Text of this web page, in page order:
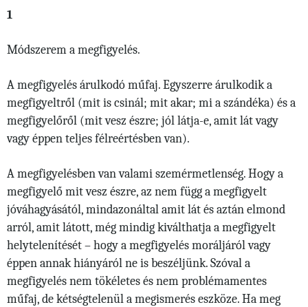
1
Módszerem a megfigyelés.
A megfigyelés árulkodó műfaj. Egyszerre árulkodik a
megfigyeltről (mit is csinál; mit akar; mi a szándéka) és a
megfigyelőről (mit vesz észre; jól látja-e, amit lát vagy
vagy éppen teljes félreértésben van).
A megfigyelésben van valami szemérmetlenség. Hogy a
megfigyelő mit vesz észre, az nem függ a megfigyelt
jóváhagyásától, mindazonáltal amit lát és aztán elmond
arról, amit látott, még mindig kiválthatja a megfigyelt
helytelenítését – hogy a megfigyelés moráljáról vagy
éppen annak hiányáról ne is beszéljünk. Szóval a
megfigyelés nem tökéletes és nem problémamentes
műfaj, de kétségtelenül a megismerés eszköze. Ha meg